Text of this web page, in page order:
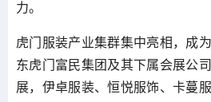
力。
虎门服装产业集群集中亮相，成
东虎门富民集团及其下属会展公
展，伊卓服装、恒悦服饰、卡蔓